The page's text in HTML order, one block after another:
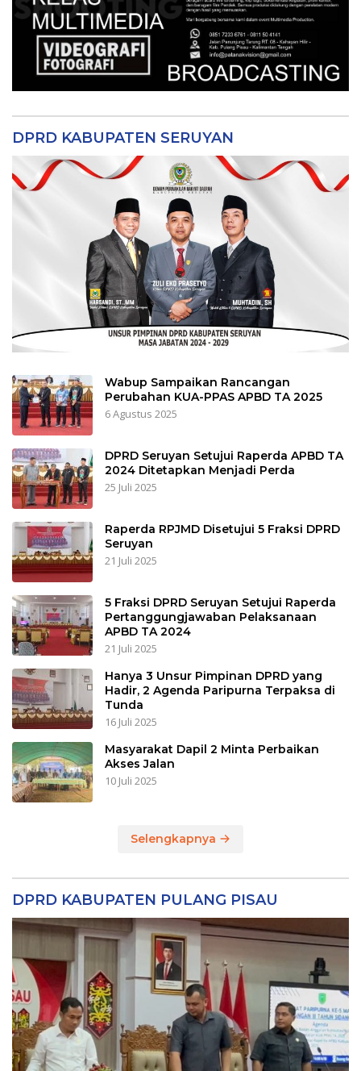
DPRD KABUPATEN SERUYAN
Wabup Sampaikan Rancangan
Perubahan KUA-PPAS APBD TA 2025
6 Agustus 2025
DPRD Seruyan Setujui Raperda APBD TA
2024 Ditetapkan Menjadi Perda
25 Juli 2025
Raperda RPJMD Disetujui 5 Fraksi DPRD
Seruyan
21 Juli 2025
5 Fraksi DPRD Seruyan Setujui Raperda
Pertanggungjawaban Pelaksanaan
APBD TA 2024
21 Juli 2025
Hanya 3 Unsur Pimpinan DPRD yang
Hadir, 2 Agenda Paripurna Terpaksa di
Tunda
16 Juli 2025
Masyarakat Dapil 2 Minta Perbaikan
Akses Jalan
10 Juli 2025
Selengkapnya
DPRD KABUPATEN PULANG PISAU